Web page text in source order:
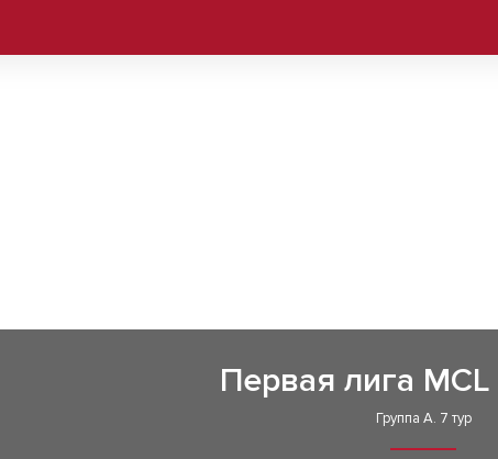
Первая лига MCL
Группа А. 7 тур